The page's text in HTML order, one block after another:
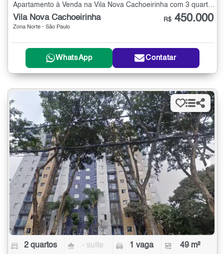
Vila Nova Cachoeirinha
Zona Norte - São Paulo
R$ 450.000
WhatsApp Contatar
2 quartos - suíte 1 vaga 49 m²